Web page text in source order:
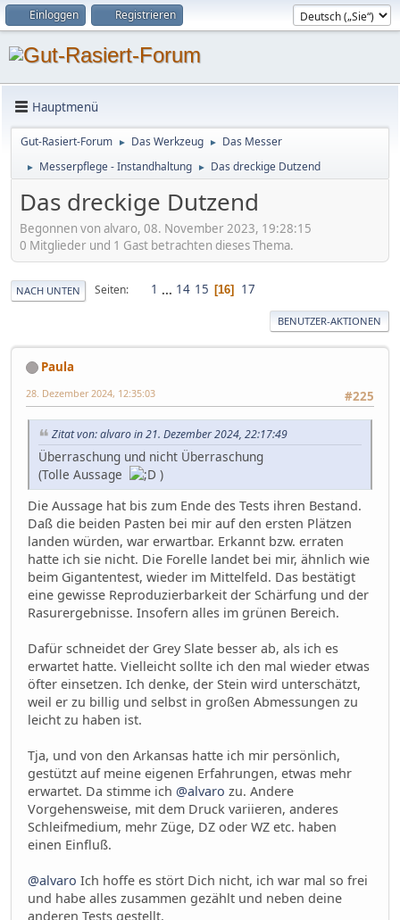
Einloggen Registrieren
Hauptmenü
Gut-Rasiert-Forum ► Das Werkzeug ► Das Messer
► Messerpflege - Instandhaltung ► Das dreckige Dutzend
Das dreckige Dutzend
Begonnen von alvaro, 08. November 2023, 19:28:15
0 Mitglieder und 1 Gast betrachten dieses Thema.
NACH UNTEN Seiten 1 ... 14 15 16 17
BENUTZER-AKTIONEN
Paula
#225
28. Dezember 2024, 12:35:03
Zitat von: alvaro in 21. Dezember 2024, 22:17:49
Überraschung und nicht Überraschung
(Tolle Aussage
)
Die Aussage hat bis zum Ende des Tests ihren Bestand.
Daß die beiden Pasten bei mir auf den ersten Plätzen
landen würden, war erwartbar. Erkannt bzw. erraten
hatte ich sie nicht. Die Forelle landet bei mir, ähnlich wie
beim Gigantentest, wieder im Mittelfeld. Das bestätigt
eine gewisse Reproduzierbarkeit der Schärfung und der
Rasurergebnisse. Insofern alles im grünen Bereich.
Dafür schneidet der Grey Slate besser ab, als ich es
erwartet hatte. Vielleicht sollte ich den mal wieder etwas
öfter einsetzen. Ich denke, der Stein wird unterschätzt,
weil er zu billig und selbst in großen Abmessungen zu
leicht zu haben ist.
Tja, und von den Arkansas hatte ich mir persönlich,
gestützt auf meine eigenen Erfahrungen, etwas mehr
erwartet. Da stimme ich @alvaro zu. Andere
Vorgehensweise, mit dem Druck variieren, anderes
Schleifmedium, mehr Züge, DZ oder WZ etc. haben
einen Einfluß.
@alvaro Ich hoffe es stört Dich nicht, ich war mal so frei
und habe alles zusammen gezählt und neben deine
anderen Tests gestellt.